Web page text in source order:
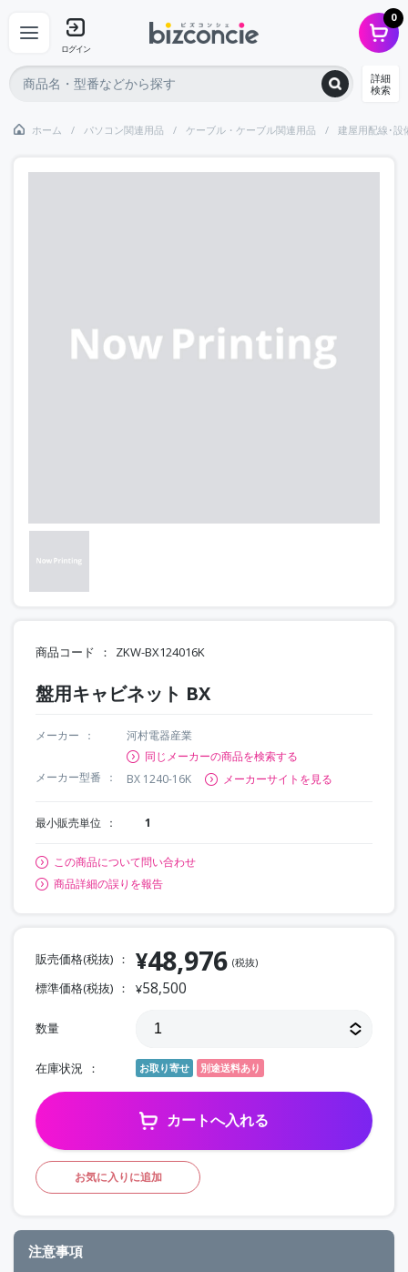
ログイン
0
詳細
検索
ホーム パソコン関連用品 ケーブル・ケーブル関連用品 建屋用配線･設
商品コード ZKW-BX124016K
盤用キャビネット BX
メーカー
河村電器産業
同じメーカーの商品を検索する
メーカー型番
BX 1240-16K メーカーサイトを見る
最小販売単位 1
この商品について問い合わせ
商品詳細の誤りを報告
販売価格(税抜) ¥48,976 (税抜)
標準価格(税抜) ¥58,500
数量
在庫状況 お取り寄せ 別途送料あり
カートへ入れる
お気に入りに追加
注意事項